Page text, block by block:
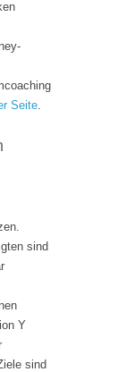
Seite.
sind
Y
sind